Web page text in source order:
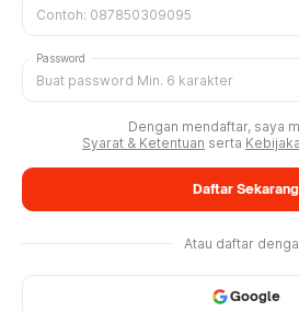
Password
Dengan mendaftar, saya
Syarat & Ketentuan serta
Daftar Sekarang
Atau daftar
Google